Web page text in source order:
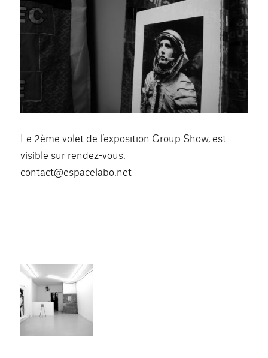
Le 2ème volet de l’exposition Group Show, est
visible sur rendez-vous.
contact@espacelabo.net